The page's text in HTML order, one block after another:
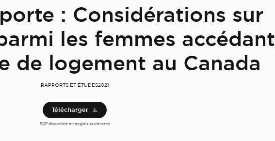
: Considérations sur
les femmes accédant
de logement au Canada
RAPPORTS ET ÉTUDES2021
Télécharger
PDF disponible en anglais seulement